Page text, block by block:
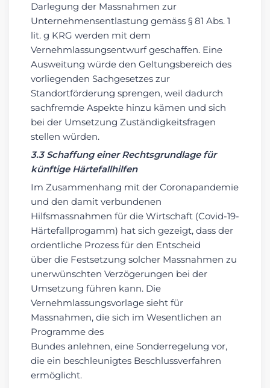
Darlegung der Massnahmen zur
Unternehmensentlastung gemäss § 81 Abs. 1
lit. g KRG werden mit dem
Vernehmlassungsentwurf geschaffen. Eine
Ausweitung würde den Geltungsbereich des
vorliegenden Sachgesetzes zur
Standortförderung sprengen, weil dadurch
sachfremde Aspekte hinzu kämen und sich
bei der Umsetzung Zuständigkeitsfragen
stellen würden.
3.3 Schaffung einer Rechtsgrundlage für
künftige Härtefallhilfen
Im Zusammenhang mit der Coronapandemie
und den damit verbundenen
Hilfsmassnahmen für die Wirtschaft (Covid-19-
Härtefallprogamm) hat sich gezeigt, dass der
ordentliche Prozess für den Entscheid
über die Festsetzung solcher Massnahmen zu
unerwünschten Verzögerungen bei der
Umsetzung führen kann. Die
Vernehmlassungsvorlage sieht für
Massnahmen, die sich im Wesentlichen an
Programme des
Bundes anlehnen, eine Sonderregelung vor,
die ein beschleunigtes Beschlussverfahren
ermöglicht.